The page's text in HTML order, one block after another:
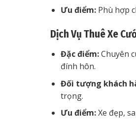
Ưu điểm:Phù hợp
Dịch Vụ Thuê Xe
Đặc điểm:Chuyên
đính hôn.
Đối tượng khách
trọng.
Ưu điểm:Xe đẹp,